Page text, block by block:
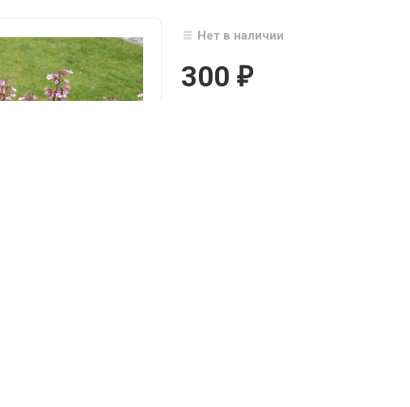
Нет в наличии
300 ₽